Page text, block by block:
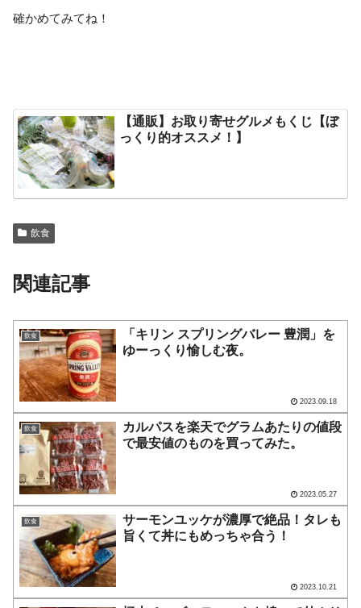
確かめてみてね！
【通販】お取り寄せグルメもくじ【ぼ
っくり的オススメ！】
飲食
関連記事
飲食
「キリン スプリングバレー 豊潤」を
ゆーっくり愉しむ夜。
2023.09.18
飲食
カルパスを楽天でグラムあたりの値段
で最安値のものを買ってみた。
2023.05.27
飲食
サーモンユッケが濃厚で絶品！タレも
旨くて丼にもめっちゃ合う！
2023.10.21